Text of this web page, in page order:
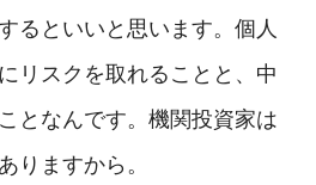
るといいと思います。個人
リスクを取れることと、中
となんです。機関投資家は
りますから。